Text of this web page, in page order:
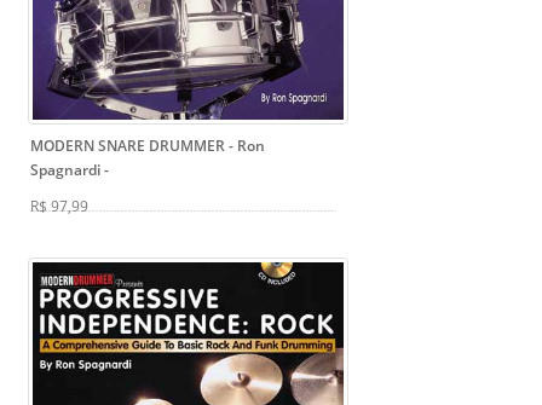
MODERN SNARE DRUMMER - Ron
Spagnardi-
R$ 97,99